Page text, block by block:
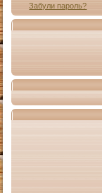
Забули пароль?